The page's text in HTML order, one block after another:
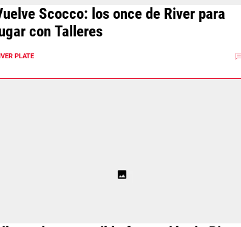
Scocco: los once de River para
con Talleres
PLATE